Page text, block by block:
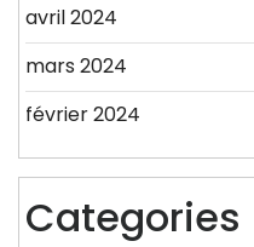
avril 2024
mars 2024
février 2024
Categories